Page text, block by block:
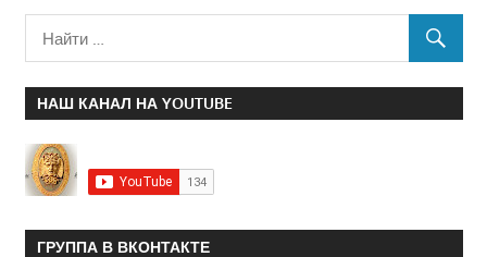
НАШ КАНАЛ НА YOUTUBE
ГРУППА В ВКОНТАКТЕ